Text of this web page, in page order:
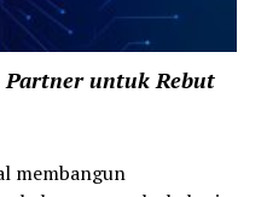
Partner untuk Rebut
membangun